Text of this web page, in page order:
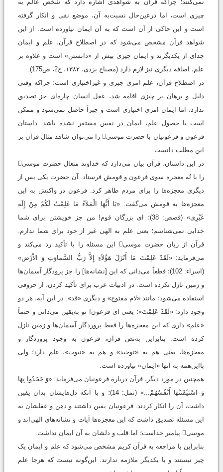
نمى‌کنند؛ چراکه قرآن به شواهدی اشاره دارد كه شخص عالم به
چيزى است، اما درعين‌حال نسبت‌به آن، موضع نفى و انكار گرفته
است و این حاکی از آن است که به آن ايمان نياورده است. از اين
شواهد قرآن مشخص مى‌شود كه در اصطلاح قرآن، علم و ايمان
جدای از يكديگرند و ايمان چيزى بيش از «‌دانستن‌» است و علاوه بر
علم، اضافة ديگرى نيز لازم دارد ‏(مصباح یزدی، ۱۳۸۲، ج2، ص175).
در اصطلاح قرآن، علم امری جبری و غیراختیاری است؛ چراکه وقتى
دليل و برهان بر چيزى اقامه شد، عقل انسان چاره‌اى جز تصديق
ندارد، اما ايمان امری اختيارى است و جبراً حاصل نمى‌شود و ممكن
است با حصول علم، ايمان در نفس مستقر نشده باشد. داستان
فرعون و فرعونيان با حضرت موسى را می‌توان شاهد مثال قرآن بر
اين مطلب دانست.
در این داستان، قرآن بیان می‌دارد که خداوند متعال حضرت موسى
را با نُه معجزه سوى فرعون و قومش فرستاد. آن حضرت يكى پس از
ديگرى معجزه‌ها را براى مردم ظاهر كرد. فرعون در واكنش به این
معجزه‌ها به قومش مى‌گفت: «يَا أَيُّهَا الْمَلاَءُ مَا عَلِمْتُ لَكُمْ مِنْ إِلَه
غَيْرِى» (قصص: 38)؛ اى بزرگان قوم! من جز خویشتن براى شما
خدایى نمى‌شناسم؛ یعنى علم به الهى غیر از خود براى شما ندارم.
قرآن از زبان حضرت موسى این مسئله را با تأکید رد می‌کند و
مى‌فرماید: «لَقَدْ عَلِمْتَ مَا أَنْزَلَ هَؤُلاَءِ إِلاَّ رَبُّ السَّماوَتِ وَ الاْرْض»
(اسراء: 102)؛ قطعاً مى‌دانى که این [نشانه‌ها] را جز پرودگار آسمان‌ها
و زمین نازل نکرده است. در ادبیات عرب برای تأکید کردن، از حروفی
استفاده می‌شود؛ مانند «لام مفتوح» و دیگرى «قد». در این آیه، هر دو
وجود دارد: «لَقَدْ عَلِمْتَ»؛ یعنى اى فرعون! تو به‌یقین مى‌دانى و حتماً
«علم» دارى که این معجزه‌ها را فقط پروردگار آسمان‌ها و زمین نازل
کرده است. بنابراین به‌نص قرآن، فرعون به وجود پروردگار و
معجزه‌ها، یعنی هم به «توحید» و هم به «نبوت»، علم دارد؛ ولى
بااین‌همه به آنها «ایمان» نیاورده است.
همچنین در مورد دیگر، قرآن دربارة فرعونیان مى‌فرماید: «وَ جَحَدُوا بِهَا
وَ اسْتَيْقَنَتْهَا أَنْفُسُهُمْ...» (نمل: 14)؛ و با آنکه دل‌هایشان بدان یقین
داشت، آن را انکار کردند. فرعونیان یقین داشتند و ذهن و عقلشان به
این مسئله تصدیق داشت که این معجزه‌ها آیات و نشانه‌هاى الهى‌اند و
موسى‌ پیامبر خداست؛ اما قلب و دلشان به آن ایمان نداشت.
بنابراین با مراجعه به قرآن کریم مشخص می‌شود که علم و ایمان یک
چیز نیستند و با یکدیگر ملازمه ندارند. این‌گونه نیست که هرجا علم